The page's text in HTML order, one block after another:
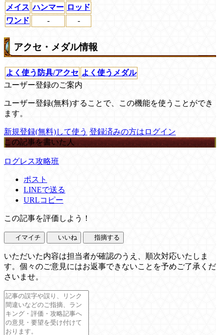
メイス ハンマー ロッド
ワンド
- -
アクセ・メダル情報
よく使う防具/アクセ よく使うメダル
ユーザー登録のご案内
ユーザー登録(無料)することで、この機能を使うことができ
ます。
新規登録(無料)して使う 登録済みの方はログイン
この記事を書いた人
ログレス攻略班
ポスト
LINEで送る
URLコピー
この記事を評価しよう！
イマイチ いいね 指摘する
いただいた内容は担当者が確認のうえ、順次対応いたしま
す。個々のご意見にはお返事できないことを予めご了承くだ
さいませ。